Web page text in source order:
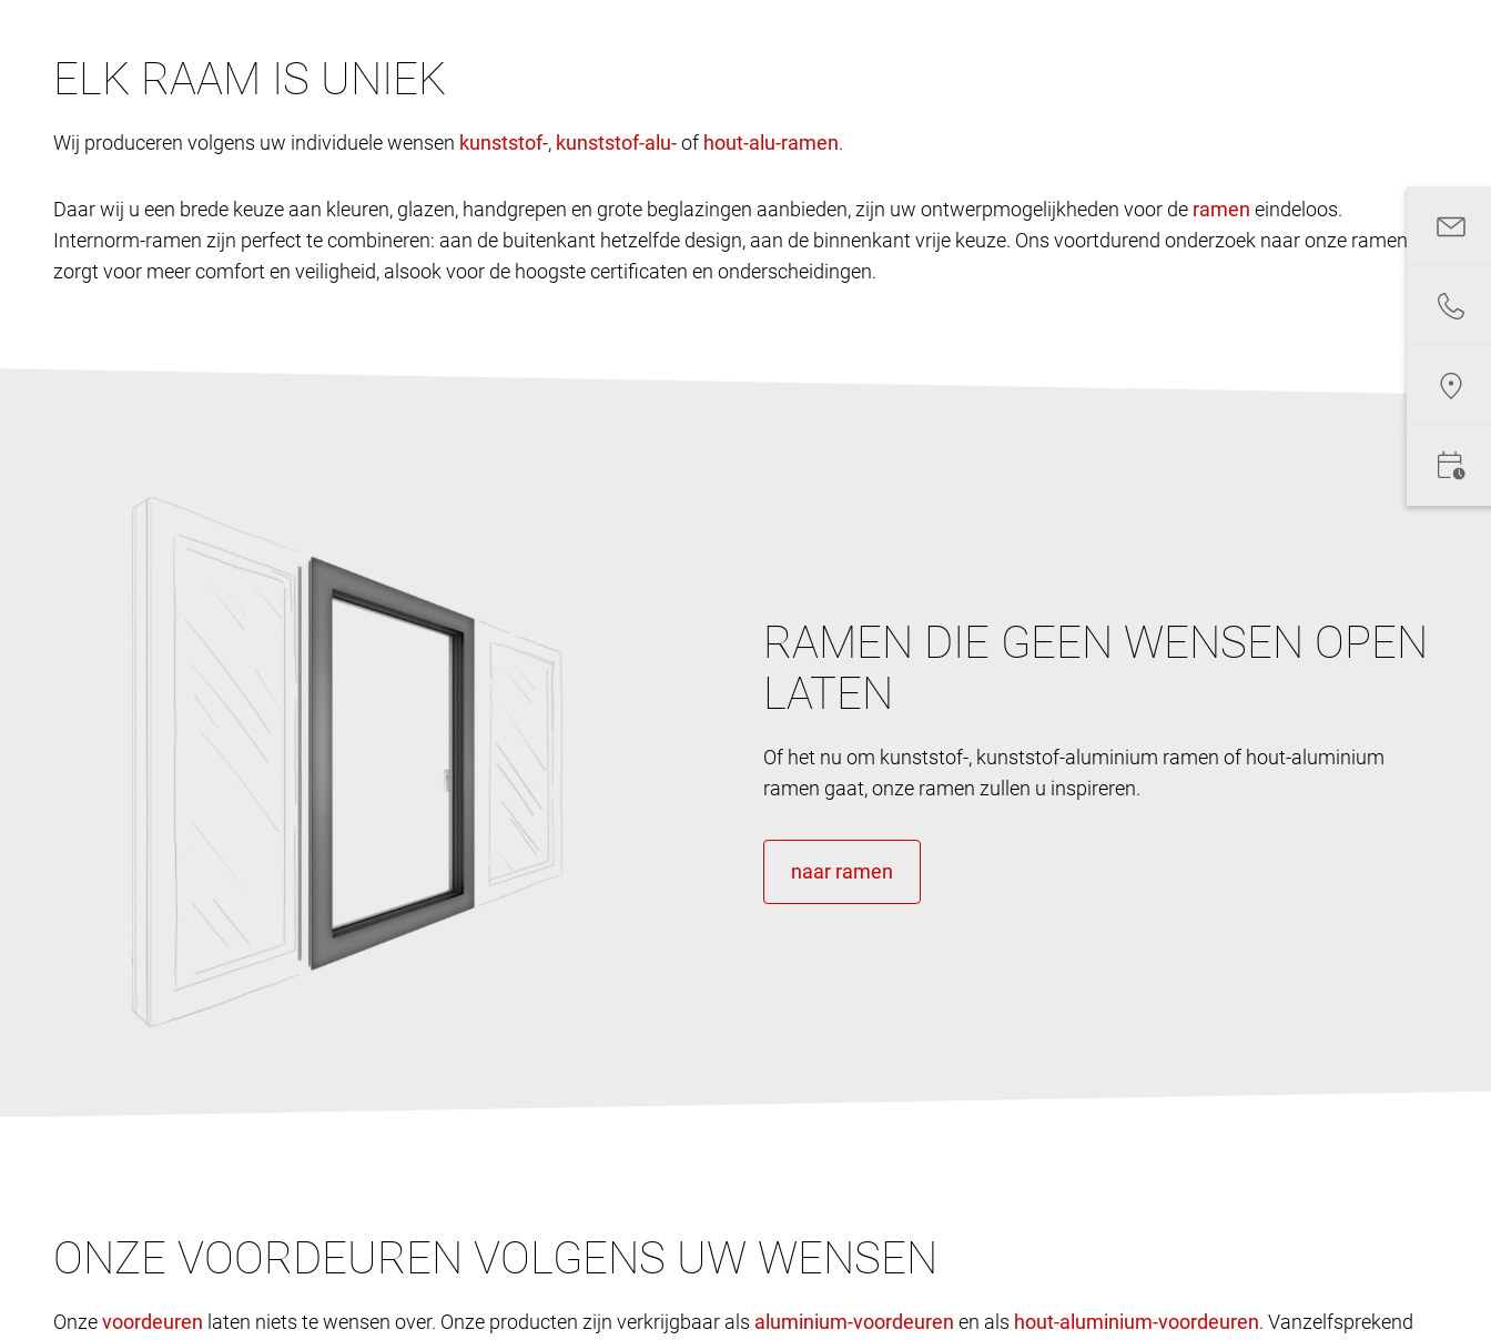
ELK RAAM IS UNIEK
Wij produceren volgens uw individuele wensen , of .
Daar wij u een brede keuze aan kleuren, glazen, handgrepen en grote beglazingen aanbieden, zijn uw ontwerpmogelijkheden voor de
eindeloos.
Internorm-ramen zijn perfect te combineren: aan de buitenkant hetzelfde design, aan de binnenkant vrije keuze. Ons voortdurend onderzoek naar onze ramen
zorgt voor meer comfort en veiligheid, alsook voor de hoogste certificaten en onderscheidingen.
RAMEN DIE GEEN WENSEN OPEN
LATEN
Of het nu om kunststof-, kunststof-aluminium ramen of hout-aluminium
ramen gaat, onze ramen zullen u inspireren.
ONZE VOORDEUREN VOLGENS UW WENSEN
Onze laten niets te wensen over. Onze producten zijn verkrijgbaar als en als
. Vanzelfsprekend